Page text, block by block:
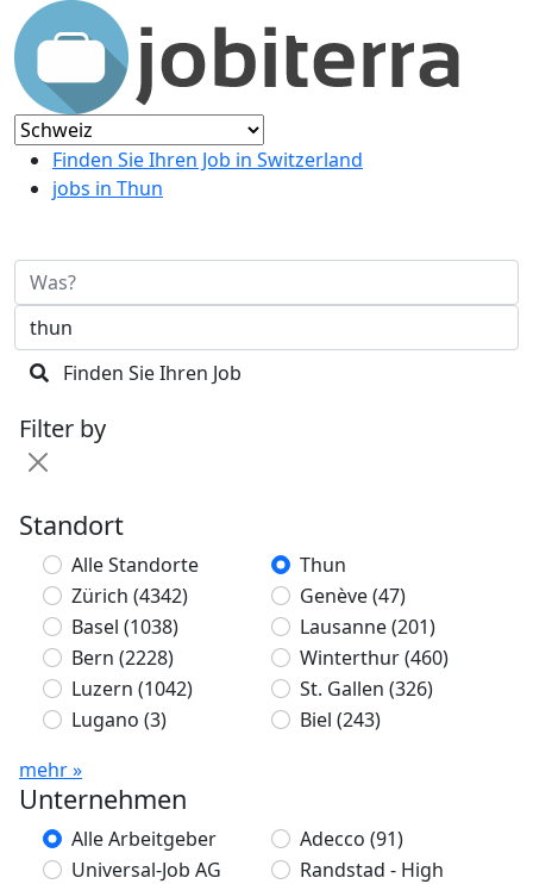
Finden Sie Ihren Job in Switzerland
jobs in Thun
Finden Sie Ihren Job
Filter by
Standort
Alle Standorte
Thun
Zürich (4342) Genève(47)
Basel (1038) Lausanne(201)
Bern (2228) Winterthur(460)
Luzern (1042) St. Gallen (326)
Lugano (3) Biel (243)
mehr »
Unternehmen
Alle Arbeitgeber Adecco (91)
Universal-Job AG
Randstad - High